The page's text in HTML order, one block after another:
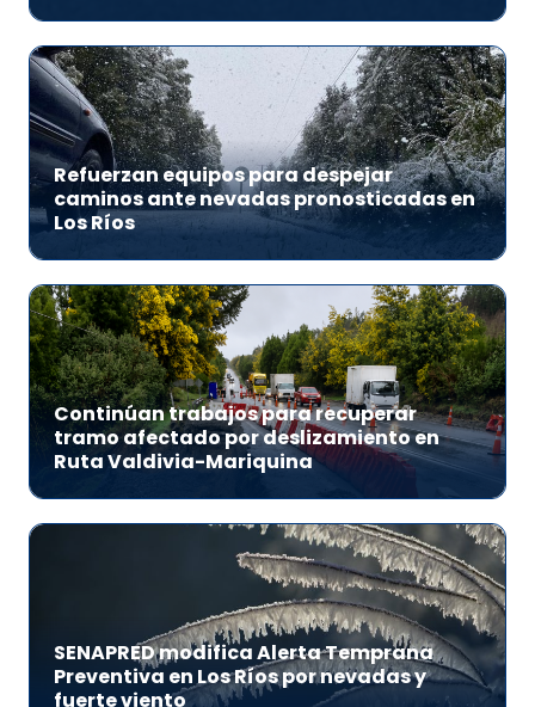
Refuerzan equipos para despejar
caminos ante nevadas pronosticadas en
Los Ríos
Continúan trabajos para recuperar
tramo afectado por deslizamiento en
Ruta Valdivia-Mariquina
SENAPRED modifica Alerta Temprana
Preventiva en Los Ríos por nevadas y
fuerte viento